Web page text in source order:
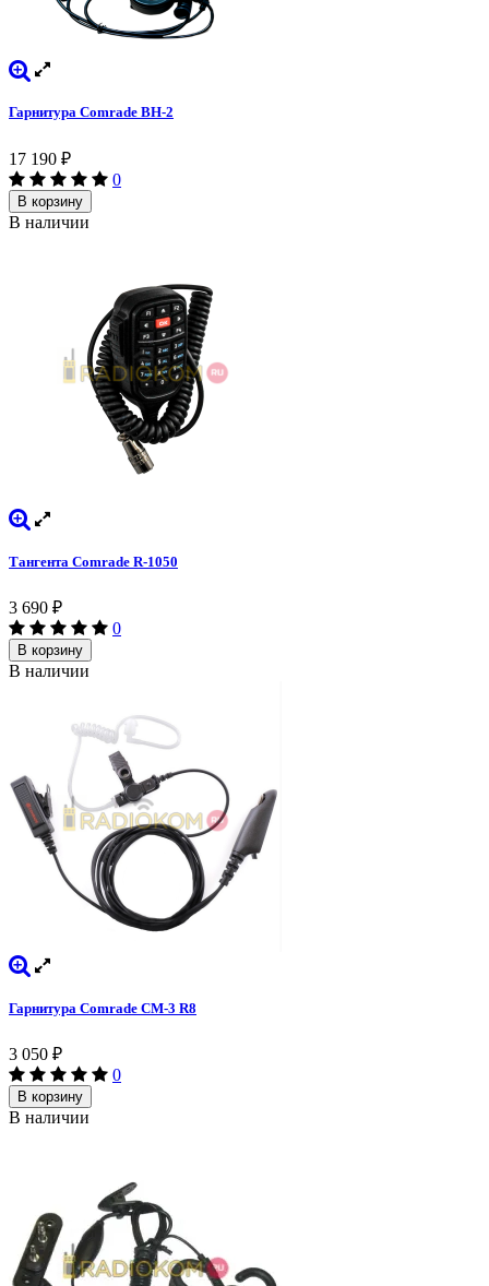
Гарнитура Comrade BH-2
17 190 ₽
0
В корзину
В наличии
Тангента Comrade R-1050
3 690 ₽
0
В корзину
В наличии
Гарнитура Comrade CM-3 R8
3 050 ₽
0
В корзину
В наличии